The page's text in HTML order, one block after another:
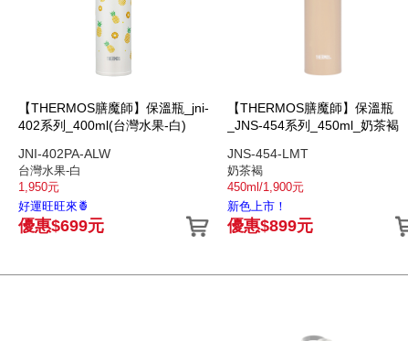
【THERMOS膳魔師】保溫瓶_jni-
402系列_400ml(台灣水果-白)
JNI-402PA-ALW
台灣水果-白
1,950元
好運旺旺來🍍
優惠$699元
【THERMOS膳魔師】保溫瓶
_JNS-454系列_450ml_奶茶褐
JNS-454-LMT
奶茶褐
450ml/1,900元
新色上市！
優惠$899元